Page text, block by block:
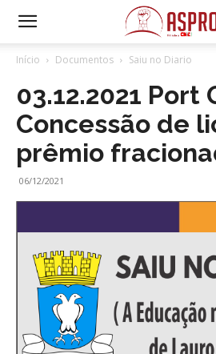
Início Documentos Saiu no Diario
03.12.2021 Port
Concessão de
prêmio
06/12/2021